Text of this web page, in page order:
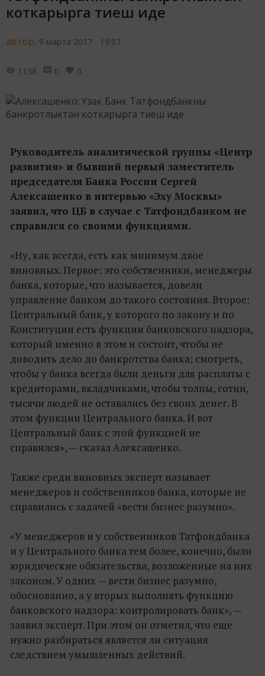
коткарырга тиеш иде
автор, 9 марта 2017 - 19:07
1138 0 0
Руководитель аналитической группы «Центр
развития» и бывший первый заместитель
председателя Банка России Сергей
Алексашенко в интервью «Эху Москвы»
заявил, что ЦБ в случае с Татфондбанком не
справился со своими функциями.
«Ну, как всегда, есть как минимум двое
виновных. Первое: это собственники, менеджеры
банка, которые, что называется, довели
управление банком до такого состояния. Второе:
Центральный банк, у которого по закону и по
Конституции есть функции банковского надзора,
который именно в этом и состоит, чтобы не
доводить дело до банкротства банка; смотреть,
чтобы у банка всегда были деньги для расплаты с
кредиторами, вкладчиками, чтобы толпы, сотни,
тысячи людей не оставались без своих денег. В
этом функции Центрального банка. И вот
Центральный банк с этой функцией не
справился», — сказал Алексашенко.
Также среди виновных эксперт называет
менеджеров и собственников банка, которые не
справились с задачей «вести бизнес разумно».
«У менеджеров и у собственников Татфондбанка
и у Центрального банка тем более, конечно, были
юридические обязательства, возложенные на них
законом. У одних — вести бизнес разумно,
обоснованно, а у вторых выполнять функцию
банковского надзора: контролировать банк», —
заявил эксперт. При этом он отметил, что еще
нужно разбираться является ли ситуация
следствием умышленных действий.